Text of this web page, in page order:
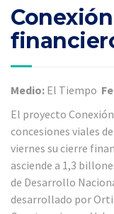
Medio: El Tiempo
El proyecto
concesiones viales
viernes su cierre
asciende a 1,3
de Desarrollo
desarrollado por